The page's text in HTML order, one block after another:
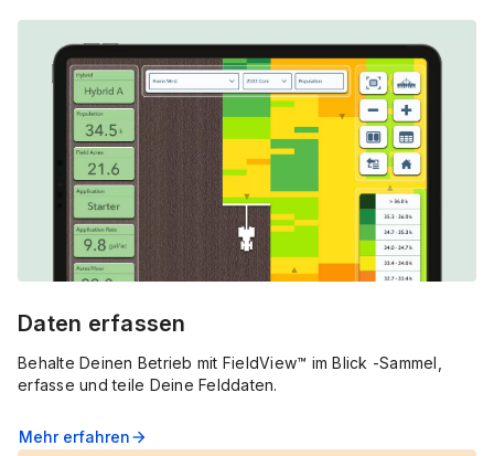
Daten erfassen
Behalte Deinen Betrieb mit FieldView™ im Blick -Sammel,
erfasse und teile Deine Felddaten.
Mehr erfahrenarrow_forward